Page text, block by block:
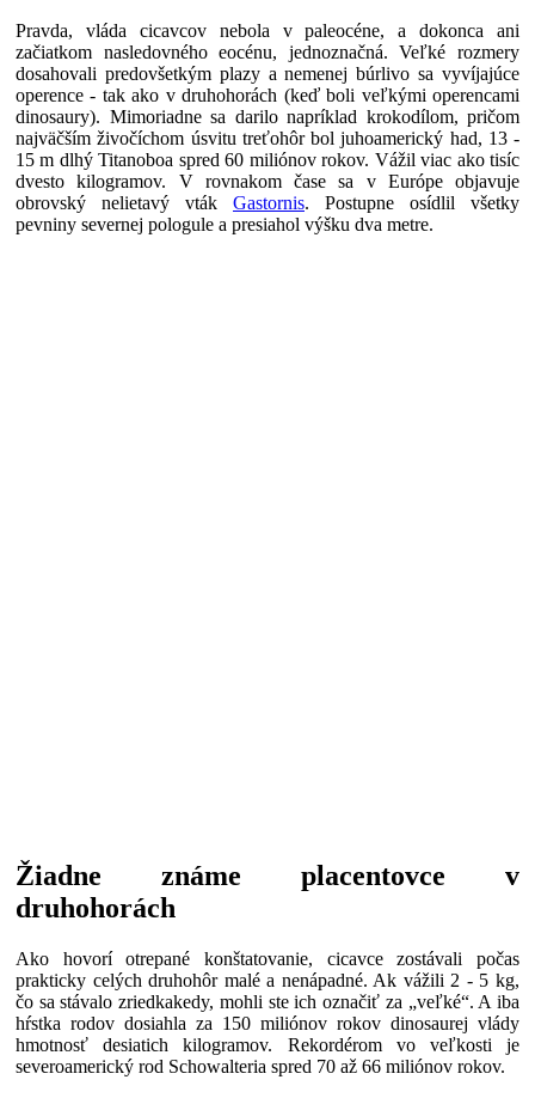
Pravda, vláda cicavcov nebola v paleocéne, a dokonca ani
začiatkom nasledovného eocénu, jednoznačná. Veľké rozmery
dosahovali predovšetkým plazy a nemenej búrlivo sa vyvíjajúce
operence - tak ako v druhohorách (keď boli veľkými operencami
dinosaury). Mimoriadne sa darilo napríklad krokodílom, pričom
najväčším živočíchom úsvitu treťohôr bol juhoamerický had, 13 -
15 m dlhý Titanoboa spred 60 miliónov rokov. Vážil viac ako tisíc
dvesto kilogramov. V rovnakom čase sa v Európe objavuje
obrovský nelietavý vták Gastornis. Postupne osídlil všetky
pevniny severnej pologule a presiahol výšku dva metre.
Žiadne známe placentovce v
druhohorách
Ako hovorí otrepané konštatovanie, cicavce zostávali počas
prakticky celých druhohôr malé a nenápadné. Ak vážili 2 - 5 kg,
čo sa stávalo zriedkakedy, mohli ste ich označiť za „veľké“. A iba
hŕstka rodov dosiahla za 150 miliónov rokov dinosaurej vlády
hmotnosť desiatich kilogramov. Rekordérom vo veľkosti je
severoamerický rod Schowalteria spred 70 až 66 miliónov rokov.